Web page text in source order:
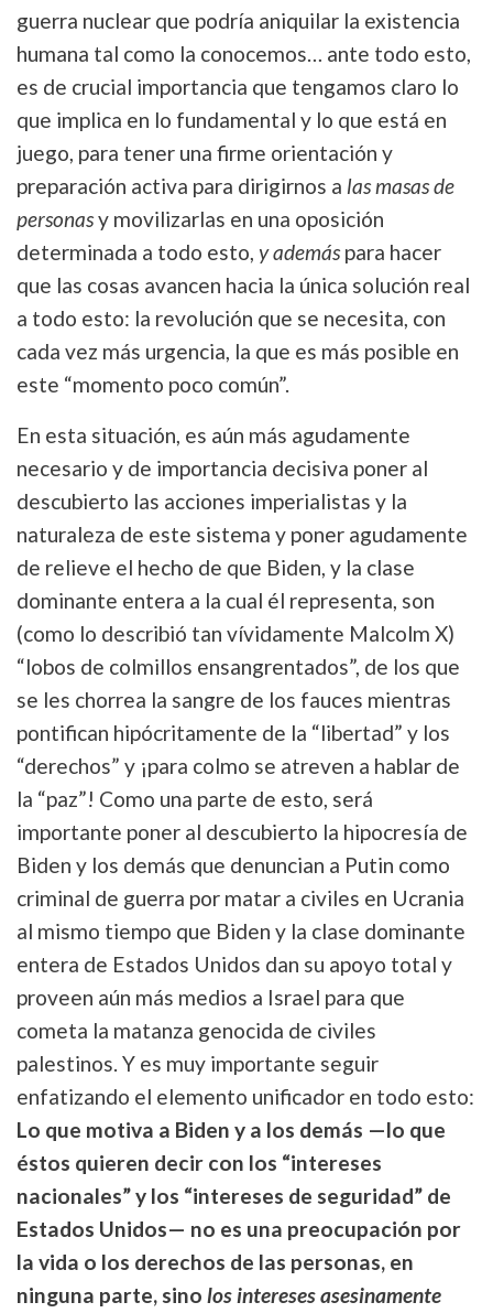
guerra nuclear que podría aniquilar la existencia
humana tal como la conocemos… ante todo esto,
es de crucial importancia que tengamos claro lo
que implica en lo fundamental y lo que está en
juego, para tener una firme orientación y
preparación activa para dirigirnos a las masas de
personasy movilizarlas en una oposición
determinada a todo esto, y ademáspara hacer
que las cosas avancen hacia la única solución real
a todo esto: la revolución que se necesita, con
cada vez más urgencia, la que es más posible en
este “momento poco común”.
En esta situación, es aún más agudamente
necesario y de importancia decisiva poner al
descubierto las acciones imperialistas y la
naturaleza de este sistema y poner agudamente
de relieve el hecho de que Biden, y la clase
dominante entera a la cual él representa, son
(como lo describió tan vívidamente Malcolm X)
“lobos de colmillos ensangrentados”, de los que
se les chorrea la sangre de los fauces mientras
pontifican hipócritamente de la “libertad” y los
“derechos” y ¡para colmo se atreven a hablar de
la “paz”! Como una parte de esto, será
importante poner al descubierto la hipocresía de
Biden y los demás que denuncian a Putin como
criminal de guerra por matar a civiles en Ucrania
al mismo tiempo que Biden y la clase dominante
entera de Estados Unidos dan su apoyo total y
proveen aún más medios a Israel para que
cometa la matanza genocida de civiles
palestinos. Y es muy importante seguir
enfatizando el elemento unificador en todo esto:
Lo que motiva a Biden y a los demás —lo que
éstos quieren decir con los “intereses
nacionales” y los “intereses de seguridad” de
Estados Unidos— no es una preocupación por
la vida o los derechos de las personas, en
ninguna parte, sino los intereses asesinamente